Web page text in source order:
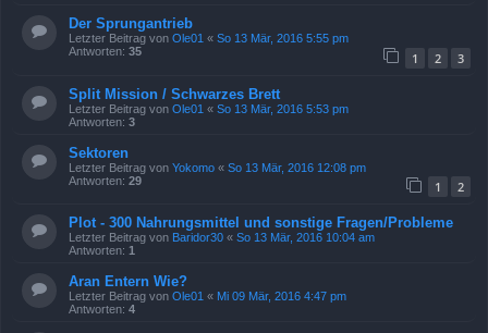
Der Sprungantrieb
Letzter Beitrag von Ole01 « So 13 Mär, 2016 5:55 pm
Antworten: 35 1 2 3
Split Mission / Schwarzes Brett
Letzter Beitrag von Ole01 « So 13 Mär, 2016 5:53 pm
Antworten: 3
Sektoren
Letzter Beitrag von Yokomo « So 13 Mär, 2016 12:08 pm
Antworten: 29 1 2
Plot - 300 Nahrungsmittel und sonstige Fragen/Probleme
Letzter Beitrag von Baridor30 « So 13 Mär, 2016 10:04 am
Antworten: 1
Aran Entern Wie?
Letzter Beitrag von Ole01 « Mi 09 Mär, 2016 4:47 pm
Antworten: 4